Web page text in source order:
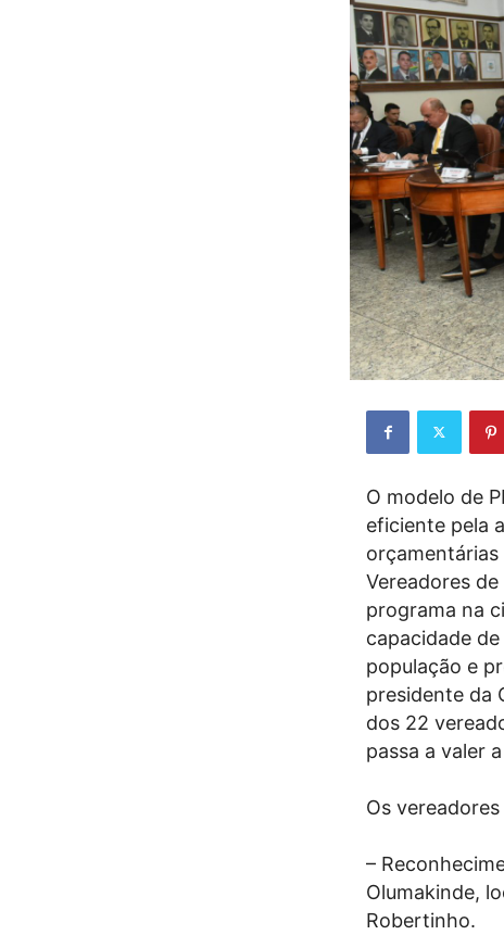
O modelo de
eficiente pela
orçamentárias
Vereadores
programa na
capacidade
população e
presidente da
dos 22
passa a valer
Os
–
Olumakinde,
Robertinho.